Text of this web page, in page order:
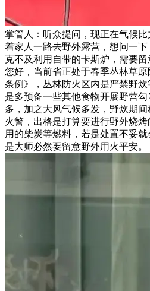
掌管人：听众提问，现正在气候
着家人一路去野外露营，想问一
克不及利用自带的卡斯炉，需要
您好，当前省正处于春季丛林草
条例》，丛林防火区内是严禁野
是多预备一些其他食物开展野营
多，加之大风气候多发，野炊期
火警，出格是打算要进行野外烧
用的柴炭等燃料，若是处置不妥
是大师必然要留意野外用火平安。